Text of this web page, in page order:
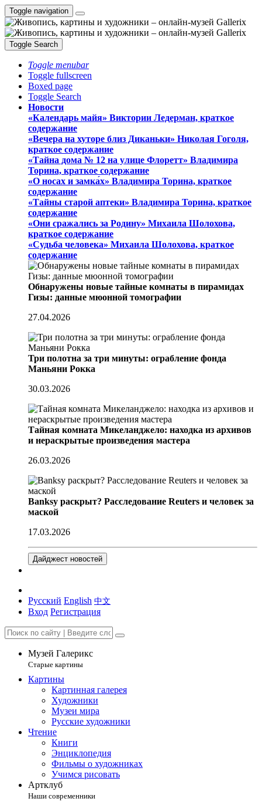
Toggle navigation
Toggle Search
Toggle menubar
Toggle fullscreen
Boxed page
Toggle Search
Новости
«Календарь майя» Виктории Ледерман, краткое
содержание
«Вечера на хуторе близ Диканьки» Николая Гоголя,
краткое содержание
«Тайна дома № 12 на улице Флоретт» Владимира
Торина, краткое содержание
«О носах и замка́х» Владимира Торина, краткое
содержание
«Тайны старой аптеки» Владимира Торина, краткое
содержание
«Они сражались за Родину» Михаила Шолохова,
краткое содержание
«Судьба человека» Михаила Шолохова, краткое
содержание
Обнаружены новые тайные комнаты в пирамидах
Гизы: данные мюонной томографии
27.04.2026
Три полотна за три минуты: ограбление фонда
Маньяни Рокка
30.03.2026
Тайная комната Микеланджело: находка из архивов
и нераскрытые произведения мастера
26.03.2026
Banksy раскрыт? Расследование Reuters и человек за
маской
17.03.2026
Дайджест новостей
Русский English 中文
Вход Регистрация
Музей Галерикс
Старые картины
Картины
Картинная галерея
Художники
Музеи мира
Русские художники
Чтение
Книги
Энциклопедия
Фильмы о художниках
Учимся рисовать
Артклуб
Наши современники